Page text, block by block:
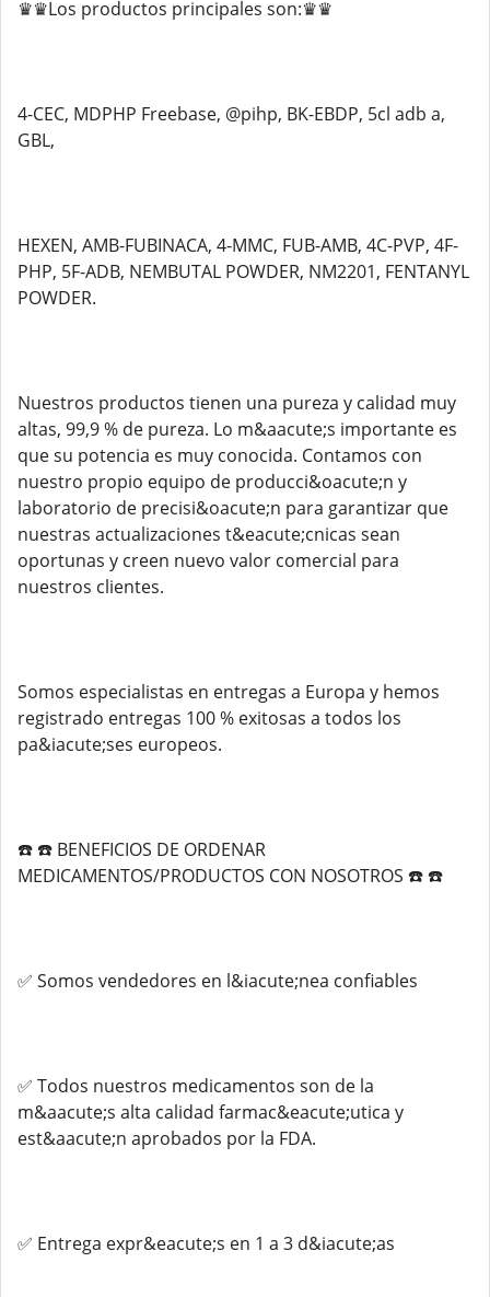
♛♛Los productos principales son:♛♛
4-CEC, MDPHP Freebase, @pihp, BK-EBDP, 5cl adb a,
GBL,
HEXEN, AMB-FUBINACA, 4-MMC, FUB-AMB, 4C-PVP, 4F-
PHP, 5F-ADB, NEMBUTAL POWDER, NM2201, FENTANYL
POWDER.
Nuestros productos tienen una pureza y calidad muy
altas, 99,9 % de pureza. Lo m&aacute;s importante es
que su potencia es muy conocida. Contamos con
nuestro propio equipo de producci&oacute;n y
laboratorio de precisi&oacute;n para garantizar que
nuestras actualizaciones t&eacute;cnicas sean
oportunas y creen nuevo valor comercial para
nuestros clientes.
Somos especialistas en entregas a Europa y hemos
registrado entregas 100 % exitosas a todos los
pa&iacute;ses europeos.
☎️ ☎️ BENEFICIOS DE ORDENAR
MEDICAMENTOS/PRODUCTOS CON NOSOTROS ☎️ ☎️
✅ Somos vendedores en l&iacute;nea confiables
✅ Todos nuestros medicamentos son de la
m&aacute;s alta calidad farmac&eacute;utica y
est&aacute;n aprobados por la FDA.
✅ Entrega expr&eacute;s en 1 a 3 d&iacute;as